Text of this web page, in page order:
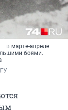
в марте-апреле
боями.